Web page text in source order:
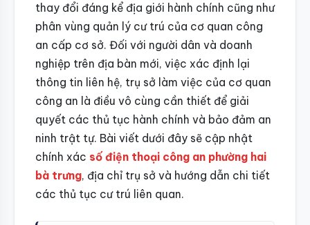
thay đổi đáng kể địa giới hành chính cũng như
phân vùng quản lý cư trú của cơ quan công
an cấp cơ sở. Đối với người dân và doanh
nghiệp trên địa bàn mới, việc xác định lại
thông tin liên hệ, trụ sở làm việc của cơ quan
công an là điều vô cùng cần thiết để giải
quyết các thủ tục hành chính và bảo đảm an
ninh trật tự. Bài viết dưới đây sẽ cập nhật
chính xác số điện thoại công an phường hai
bà trưng, địa chỉ trụ sở và hướng dẫn chi tiết
các thủ tục cư trú liên quan.